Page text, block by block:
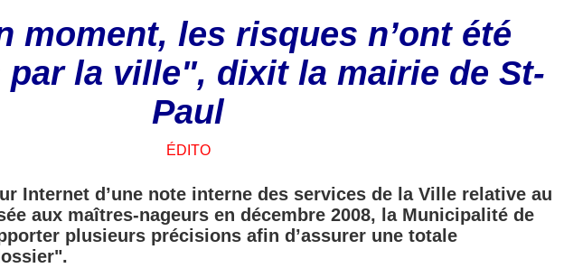
moment, les risques n’ont été
la ville", dixit la mairie de St-
Paul
ÉDITO
Internet d’une note interne des services de la Ville relative au
aux maîtres-nageurs en décembre 2008, la Municipalité de
plusieurs précisions afin d’assurer une totale